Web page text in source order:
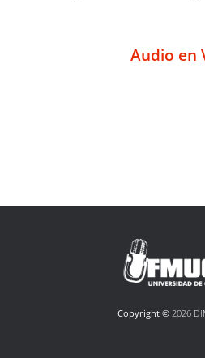
Audio en
Copyright © 2026